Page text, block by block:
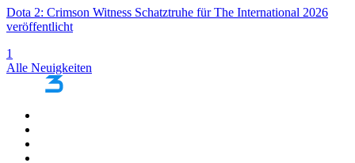
Dota 2: Crimson Witness Schatztruhe für The International 2026
veröffentlicht
1
Alle Neuigkeiten